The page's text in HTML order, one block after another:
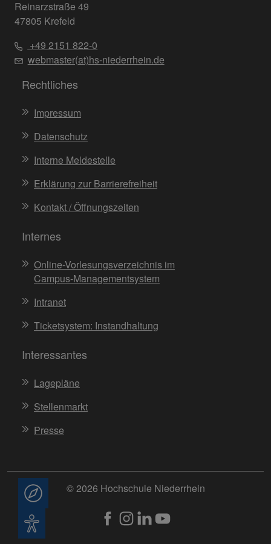
Reinarzstraße 49
47805 Krefeld
+49 2151 822-0
webmaster(at)hs-niederrhein.de
Rechtliches
Impressum
Datenschutz
Interne Meldestelle
Erklärung zur Barrierefreiheit
Kontakt / Öffnungszeiten
Internes
Online-Vorlesungsverzeichnis im
Campus-Managementsystem
Intranet
Ticketsystem: Instandhaltung
Interessantes
Lagepläne
Stellenmarkt
Presse
© 2026 Hochschule Niederrhein
Beratung
Barrierefreiheit